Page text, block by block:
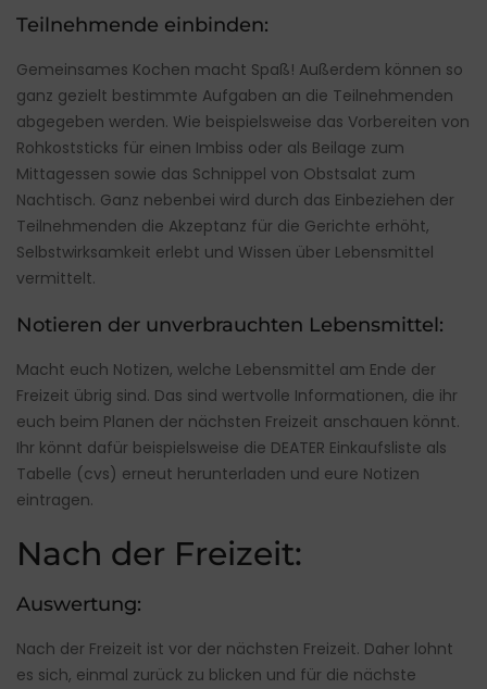
Teilnehmende einbinden:
Gemeinsames Kochen macht Spaß! Außerdem können so
ganz gezielt bestimmte Aufgaben an die Teilnehmenden
abgegeben werden. Wie beispielsweise das Vorbereiten von
Rohkoststicks für einen Imbiss oder als Beilage zum
Mittagessen sowie das Schnippel von Obstsalat zum
Nachtisch. Ganz nebenbei wird durch das Einbeziehen der
Teilnehmenden die Akzeptanz für die Gerichte erhöht,
Selbstwirksamkeit erlebt und Wissen über Lebensmittel
vermittelt.
Notieren der unverbrauchten Lebensmittel:
Macht euch Notizen, welche Lebensmittel am Ende der
Freizeit übrig sind. Das sind wertvolle Informationen, die ihr
euch beim Planen der nächsten Freizeit anschauen könnt.
Ihr könnt dafür beispielsweise die DEATER Einkaufsliste als
Tabelle (cvs) erneut herunterladen und eure Notizen
eintragen.
Nach der Freizeit:
Auswertung:
Nach der Freizeit ist vor der nächsten Freizeit. Daher lohnt
es sich, einmal zurück zu blicken und für die nächste